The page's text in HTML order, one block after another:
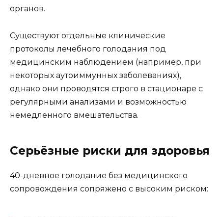
органов.
Существуют отдельные клинические
протоколы лечебного голодания под
медицинским наблюдением (например, при
некоторых аутоиммунных заболеваниях),
однако они проводятся строго в стационаре с
регулярными анализами и возможностью
немедленного вмешательства.
Серьёзные риски для здоровья
40-дневное голодание без медицинского
сопровождения сопряжено с высоким риском: